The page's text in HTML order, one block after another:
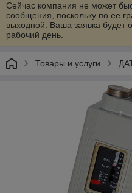
Сейчас компания не может
сообщения, поскольку по ее
выходной. Ваша заявка будет
рабочий день.
Товары и услуги